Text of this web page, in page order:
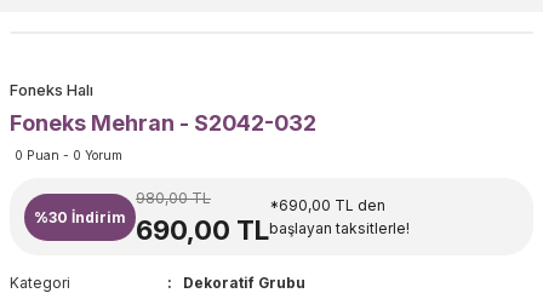
Foneks Halı
Foneks Mehran - S2042-032
0 Puan - 0 Yorum
%30 İndirim
980,00 TL
690,00 TL
*690,00 TL den
başlayan taksitlerle!
Kategori
Dekoratif Grubu